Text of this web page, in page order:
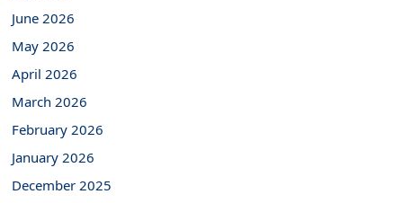
June 2026
May 2026
April 2026
March 2026
February 2026
January 2026
December 2025